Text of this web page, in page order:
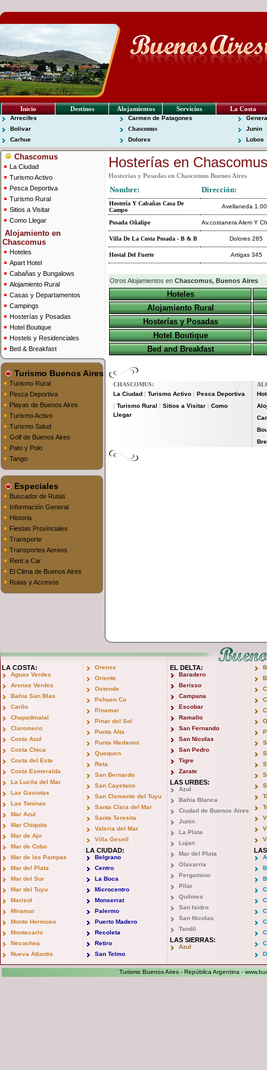
Inicio Destinos Alojamientos Servicios La Costa
Arrecifes
Bolivar
Carhue
Carmen de Patagones
Chascomus
Dolores
Junin
Lobos
Chascomus
La Ciudad
Turismo Activo
Pesca Deportiva
Turismo Rural
Sitios a Visitar
Como Llegar
Alojamiento en
Chascomus
Hoteles
Apart Hotel
Cabañas y Bungalows
Alojamiento Rural
Casas y Departamentos
Campings
Hosterías y Posadas
Hotel Boutique
Hostels y Residenciales
Bed & Breakfast
Turismo Buenos Aires
Turismo Rural
Pesca Deportiva
Playas de Buenos Aires
Turismo Activo
Turismo Salud
Golf de Buenos Aires
Pato y Polo
Tango
Especiales
Buscador de Rutas
Información General
Historia
Fiestas Provinciales
Transporte
Transportes Aereos
Rent a Car
El Clima de Buenos Aires
Rutas y Accesos
Hosterías en
Hosterías y Posadas en Chascomus Buenos Aires
Nombre: Dirección:
Hostería Y Cabañas Casa De
Campo
Avellaneda
Posada Oñalipe Av.costanera Alem Y
Villa De La Costa Posada - B & B Dolores 285
Hostal Del Fuerte Artigas 345
Otros Alojamientos en Chascomus, Buenos Aires
Hoteles
Alojamiento Rural
Hosterías y Posadas
Hotel Boutique
Bed and Breakfast
CHASCOMUS:
La Ciudad
Turismo Activo Pesca Deportiva
Turismo Rural Sitios a Visitar
Como
Llegar
LA COSTA:
Aguas Verdes
Arenas Verdes
Bahia San Blas
Carilo
Chapadmalal
Claromeco
Costa Azul
Costa Chica
Costa del Este
Costa Esmeralda
La Lucila del Mar
Las Gaviotas
Las Toninas
Mar Azul
Mar Chiquita
Mar de Ajo
Mar de Cobo
Mar de las Pampas
Mar del Plata
Mar del Sur
Mar del Tuyu
Marisol
Miramar
Monte Hermoso
Montecarlo
Necochea
Nueva Atlantis
Orense
Oriente
Ostende
Pehuen Co
Pinamar
Pinar del Sol
Punta Alta
Punta Medanos
Quequen
Reta
San Bernardo
San Cayetano
San Clemente del Tuyu
Santa Clara del Mar
Santa Teresita
Valeria del Mar
Villa Gesell
LA CIUDAD:
Belgrano
Centro
La Boca
Microcentro
Monserrat
Palermo
Puerto Madero
Recoleta
Retiro
San Telmo
EL DELTA:
Baradero
Berisso
Campana
Escobar
Ramallo
San Fernando
San Nicolas
San Pedro
Tigre
Zarate
LAS URBES:
Azul
Bahia Blanca
Ciudad de Buenos Aires
Junin
La Plata
Lujan
Mar del Plata
Olavarria
Pergamino
Pilar
Quilmes
San Isidro
San Nicolas
Tandil
LAS SIERRAS:
Azul
Turismo Buenos Aires - República Argentina -